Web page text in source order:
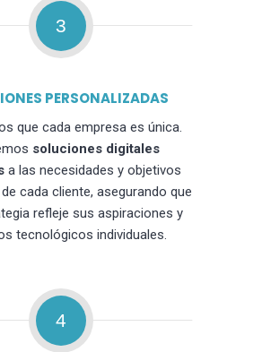
3
PERSONALIZADAS
que cada empresa es única.
soluciones digitales
a las necesidades y objetivos
cada cliente, asegurando que
refleje sus aspiraciones y
tecnológicos individuales.
4